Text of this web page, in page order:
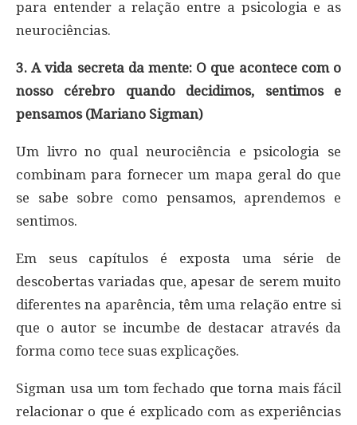
para entender a relação entre a psicologia e as
neurociências.
3. A vida secreta da mente: O que acontece com o
nosso cérebro quando decidimos, sentimos e
pensamos (Mariano Sigman)
Um livro no qual neurociência e psicologia se
combinam para fornecer um mapa geral do que
se sabe sobre como pensamos, aprendemos e
sentimos.
Em seus capítulos é exposta uma série de
descobertas variadas que, apesar de serem muito
diferentes na aparência, têm uma relação entre si
que o autor se incumbe de destacar através da
forma como tece suas explicações.
Sigman usa um tom fechado que torna mais fácil
relacionar o que é explicado com as experiências